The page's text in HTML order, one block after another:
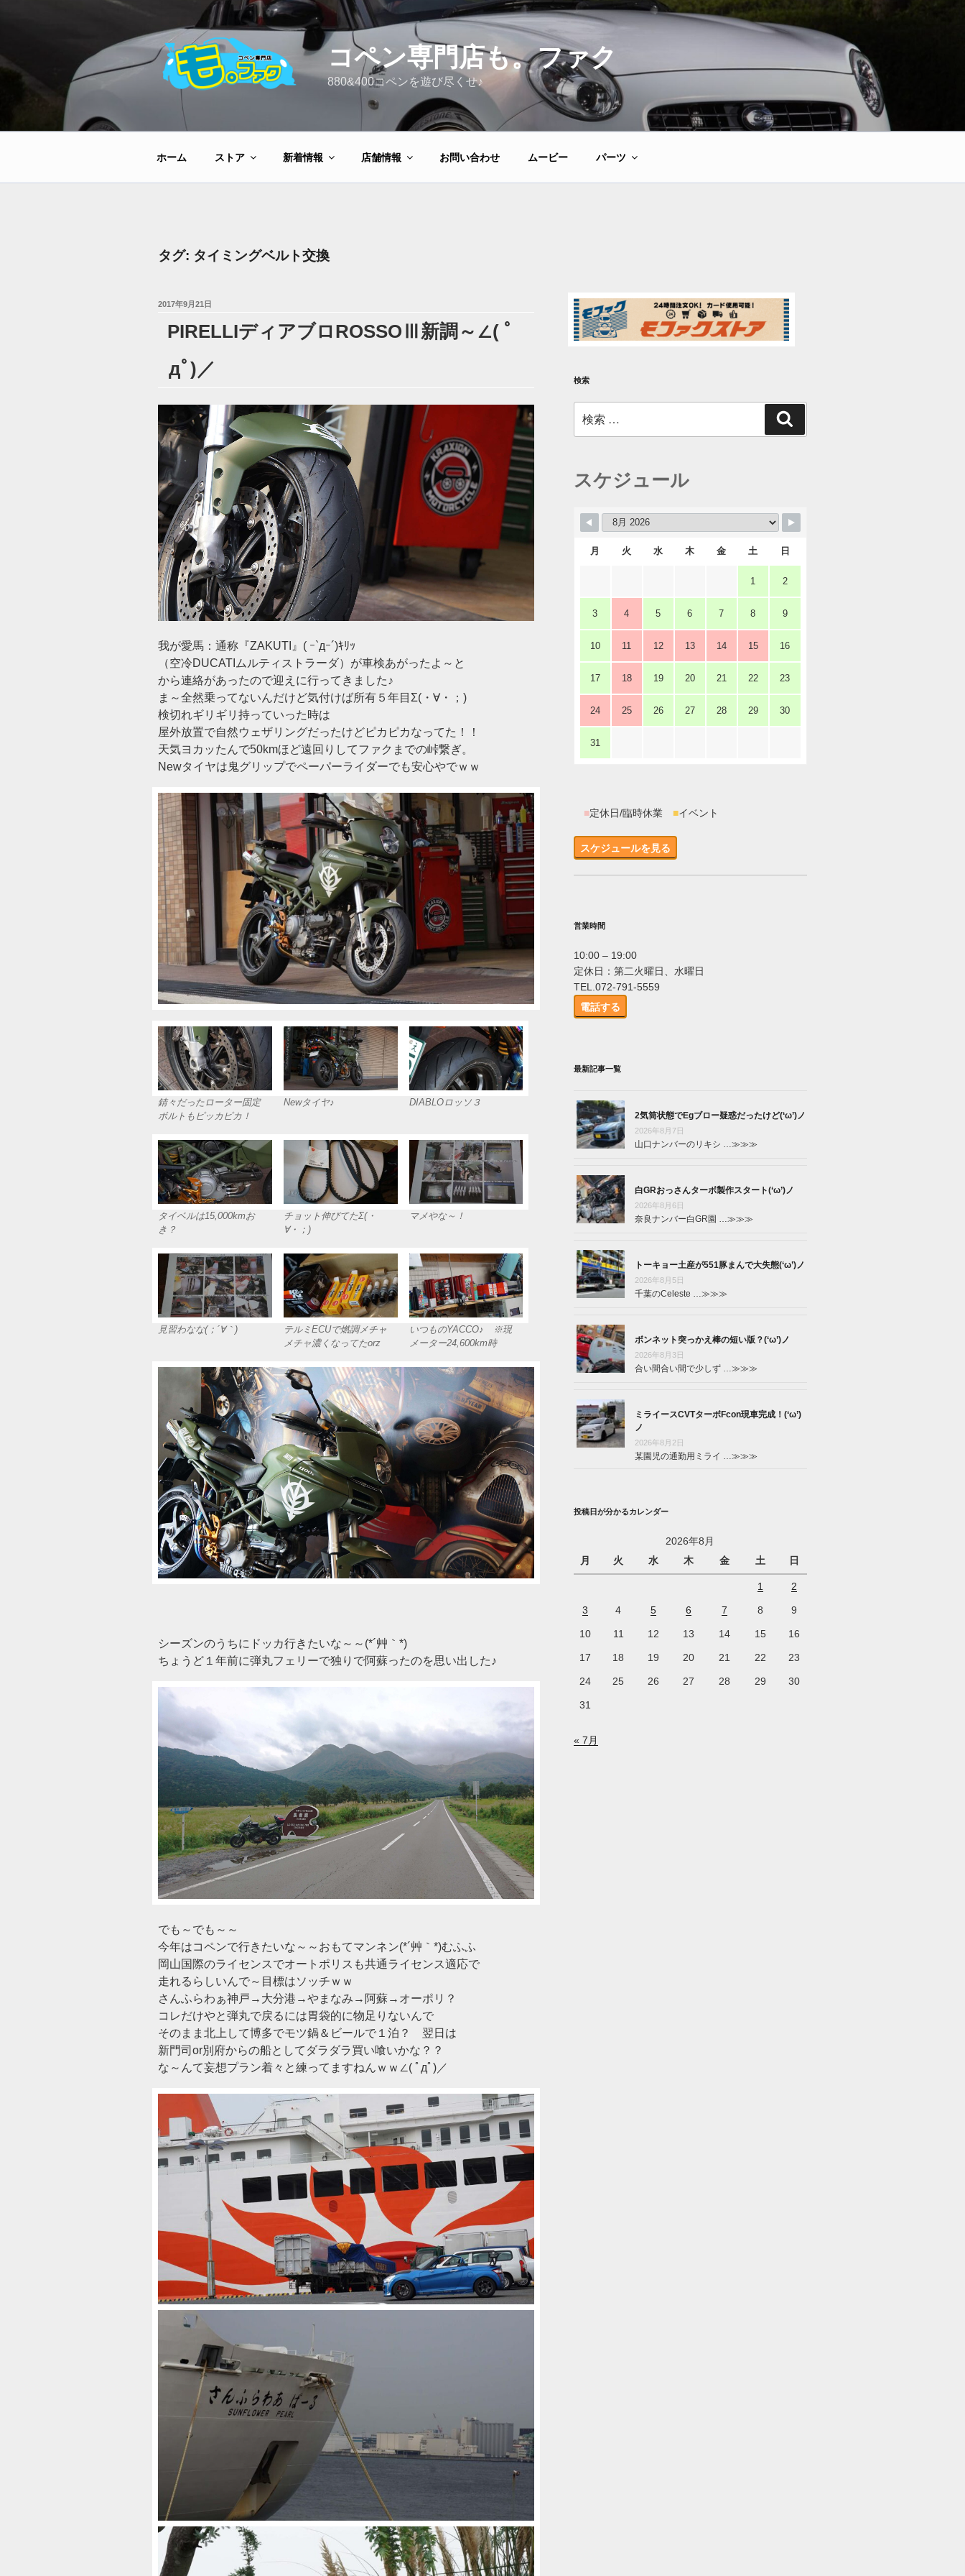
キ
コペン専門店も。ファク
880&400コペンを遊び尽くせ♪
ホーム ストア 新着情報 店舗情報 お問い合わせ ムービー パーツ
タグ: タイミングベルト交換
投
2017年9月21日
PIRELLIディアブロROSSOⅢ新調～∠( ﾟ
дﾟ)／
我が愛馬：通称『ZAKUTI』( ｰ`дｰ´)ｷﾘｯ
（空冷DUCATIムルティストラーダ）が車検あがったよ～と
から連絡があったので迎えに行ってきました♪
ま～全然乗ってないんだけど気付けば所有５年目Σ(・∀・；)
検切れギリギリ持っていった時は
屋外放置で自然ウェザリングだったけどピカピカなってた！！
天気ヨカッたんで50kmほど遠回りしてファクまでの峠繋ぎ。
Newタイヤは鬼グリップでペーパーライダーでも安心やでｗｗ
錆々だったローター固定
ボルトもピッカピカ！
Newタイヤ♪ DIABLOロッソ３
タイベルは15,000kmお
き？
チョット伸びてたΣ(・
∀・；)
マメやな～！
見習わなな(；´∀｀)
テルミECUで燃調メチャ
メチャ濃くなってたorz
いつものYACCO♪ ※現
メーター24,600km時
シーズンのうちにドッカ行きたいな～～(*´艸｀*)
ちょうど１年前に弾丸フェリーで独りで阿蘇ったのを思い出した♪
でも～でも～～
今年はコペンで行きたいな～～おもてマンネン(*´艸｀*)むふふ
岡山国際のライセンスでオートポリスも共通ライセンス適応で
走れるらしいんで～目標はソッチｗｗ
さんふらわぁ神戸→大分港→やまなみ→阿蘇→オーポリ？
コレだけやと弾丸で戻るには胃袋的に物足りないんで
そのまま北上して博多でモツ鍋＆ビールで１泊？ 翌日は
新門司or別府からの船としてダラダラ買い喰いかな？？
な～んて妄想プラン着々と練ってますねんｗｗ∠( ﾟдﾟ)／
検索
索:
索
スケジュール
月 火 水 木 金 土 日
1 2
3 4 5 6 7 8 9
10 11 12 13 14 15 16
17 18 19 20 21 22 23
24 25 26 27 28 29 30
31
■定休日/臨時休業 ■イベント
スケジュールを見る
営業時間
10:00 – 19:00
定休日：第二火曜日、水曜日
TEL.072-791-5559
電話する
最新記事一覧
2気筒状態でEgブロー疑惑だったけど(‘ω’)ノ
2026年8月7日
山口ナンバーのリキシ …≫≫≫
白GRおっさんターボ製作スタート(‘ω’)ノ
2026年8月6日
奈良ナンバー白GR園 …≫≫≫
トーキョー土産が551豚まんで大失態(‘ω’)ノ
2026年8月5日
千葉のCeleste …≫≫≫
ボンネット突っかえ棒の短い版？(‘ω’)ノ
2026年8月3日
合い間合い間で少しず …≫≫≫
ミライースCVTターボFcon現車完成！(‘ω’)
ノ
2026年8月2日
某園児の通勤用ミライ …≫≫≫
投稿日が分かるカレンダー
2026年8月
月
火 水 木 金 土 日
1 2
3 4 5 6 7 8 9
10 11 12 13 14 15 16
17 18 19 20 21 22 23
24 25 26 27 28 29 30
31
« 7月